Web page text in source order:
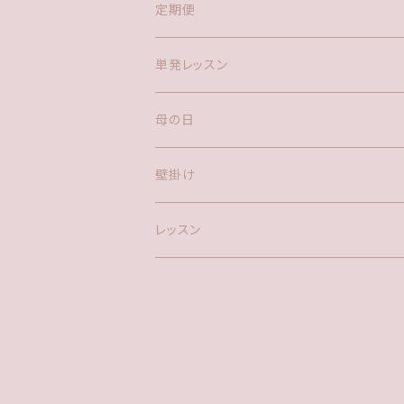
鉢物
お供え
お供えアレンジメント(置き型)
リース
クリスマスギフト
アレンジメント(置き型)
リース
花瓶
鉢物
ハーバリウム
LEDキャンドル
ドライフラワー
定期便
単発レッスン
母の日
鉢物
アレンジメント
壁掛け
レッスン